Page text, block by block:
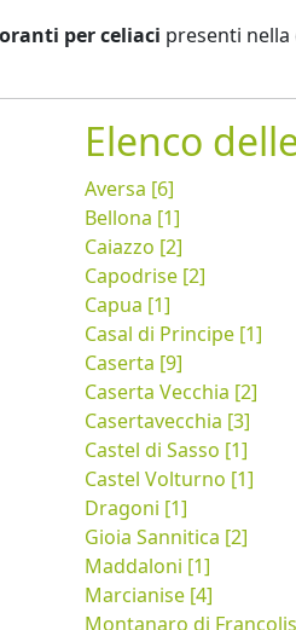
per celiaci presenti nella
Elenco
Aversa [6]
Bellona [1]
Caiazzo [2]
Capodrise [2]
Capua [1]
Casal di Principe [1]
Caserta [9]
Caserta Vecchia [2]
Casertavecchia [3]
Castel di Sasso [1]
Castel Volturno [1]
Dragoni [1]
Gioia Sannitica [2]
Maddaloni [1]
Marcianise [4]
Montanaro di